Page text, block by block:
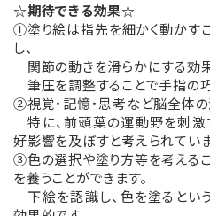
☆期待できる効果☆
①塗り絵は指先を細かく動かす
し、
関節の動きを滑らかにする効
筆圧を調整することで手指の巧
②視覚・記憶・思考など脳全体の
特に、前頭葉の運動野を刺激
好影響を及ぼすと考えられていま
③色の選択や塗り方等を考える
を養うことができます。
下絵を認識し、色を塗るとい